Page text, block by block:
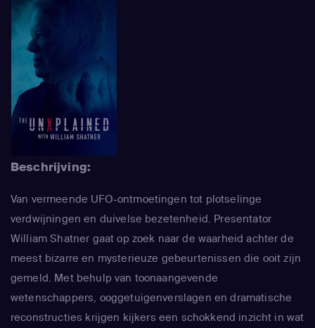
Beschrijving:
Van vermeende UFO-ontmoetingen tot plotselinge
verdwijningen en duivelse bezetenheid. Presentator
William Shatner gaat op zoek naar de waarheid achter de
meest bizarre en mysterieuze gebeurtenissen die ooit zijn
gemeld. Met behulp van toonaangevende
wetenschappers, ooggetuigenverslagen en dramatische
reconstructies krijgen kijkers een schokkend inzicht in wat